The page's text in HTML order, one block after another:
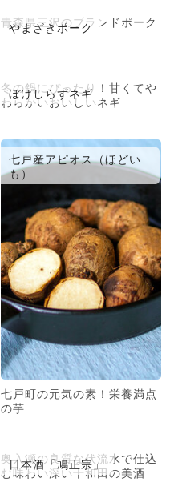
やまざきポーク
青森県三沢のブランドポーク
ぼけしらずネギ
冬の鍋にぴったり！甘くてや
わらかいおいしいネギ
七戸産アピオス（ほどい
も）
七戸町の元気の素！栄養満点
の芋
日本酒「鳩正宗」
奥入瀬の良質な伏流水で仕込
む味わい深い十和田の美酒